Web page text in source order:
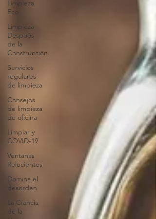
Limpieza
Eco
Limpieza
Después
de la
Construcción
Servicios
regulares
de limpieza
Consejos
de limpieza
de oficina
Limpiar y
COVID-19
Ventanas
Relucientes
Domina el
desorden
La Ciencia
de la